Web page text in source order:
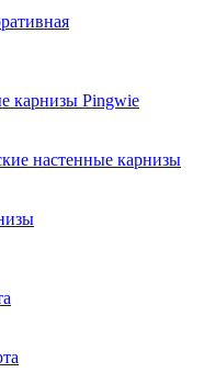
карнизы Pingwie
настенные карнизы